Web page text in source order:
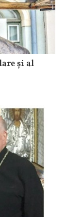
și al